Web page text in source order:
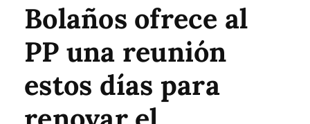
Bolaños ofrece al
PP una reunión
estos días para